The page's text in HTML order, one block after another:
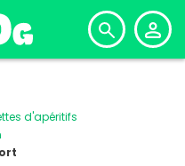
d'apéritifs